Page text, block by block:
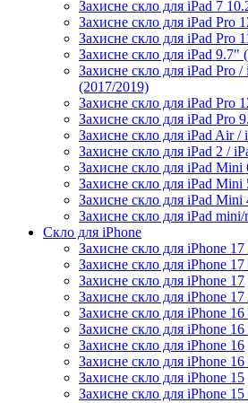
Захисне скло для iPad 7
Захисне скло для iPad Pro
Захисне скло для iPad Pro
Захисне скло для iPad 9.7"
Захисне скло для iPad Pro
(2017/2019)
Захисне скло для iPad Pro
Захисне скло для iPad Pro
Захисне скло для iPad Air /
Захисне скло для iPad 2 /
Захисне скло для iPad Mini
Захисне скло для iPad Mini
Захисне скло для iPad Mini
Захисне скло для iPad
Скло для iPhone
Захисне скло для iPhone
Захисне скло для iPhone 17
Захисне скло для iPhone 17
Захисне скло для iPhone
Захисне скло для iPhone
Захисне скло для iPhone 16
Захисне скло для iPhone 16
Захисне скло для iPhone 16
Захисне скло для iPhone 15
Захисне скло для iPhone 15